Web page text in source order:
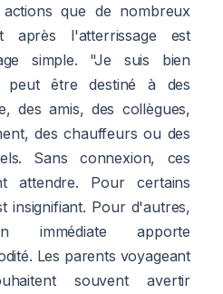
que de nombreux
après l'atterrissage est
simple. "Je suis bien
peut être destiné à des
des amis, des collègues,
des chauffeurs ou des
Sans connexion, ces
attendre. Pour certains
insignifiant. Pour d'autres,
immédiate apporte
Les parents voyageant
souvent avertir